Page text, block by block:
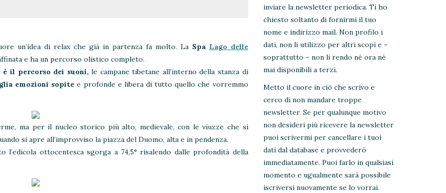
un’idea di relax che già in partenza fa molto. La Spa Lago delle
e ha un percorso olistico completo.
il percorso dei suoni, le campane tibetane all’interno della stanza di
emozioni sopite e profonde e libera di tutto quello che vorremmo
ma per il nucleo storico più alto, medievale, con le viuzze che si
si apre all’improvviso la piazza del Duomo, alta e in pendenza.
l’edicola ottocentesca sgorga a 74,5° risalendo dalle profondità della
inviare la newsletter periodica. Ti ho
chiesto soltanto di fornirmi il tuo
nome e indirizzo mail. Non profilo i
dati, non li utilizzo per altri scopi e –
soprattutto – non li rendo né ora né
mai disponibili a terzi.
Metto il cuore in ciò che scrivo e
cerco di non mandare troppe
newsletter. Se per qualunque motivo
non desideri più ricevere la newsletter
puoi scrivermi per cancellare i tuoi
dati dal database e provvederò
immediatamente. Puoi farlo in qualsiasi
momento e ugualmente sarà possibile
iscriversi nuovamente se lo vorrai.